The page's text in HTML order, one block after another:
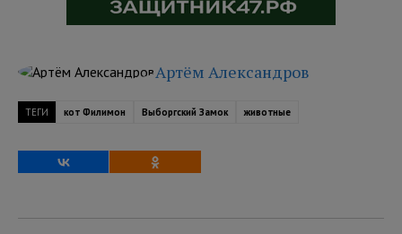
Артём Александров
ТЕГИ кот Филимон Выборгский Замок животные